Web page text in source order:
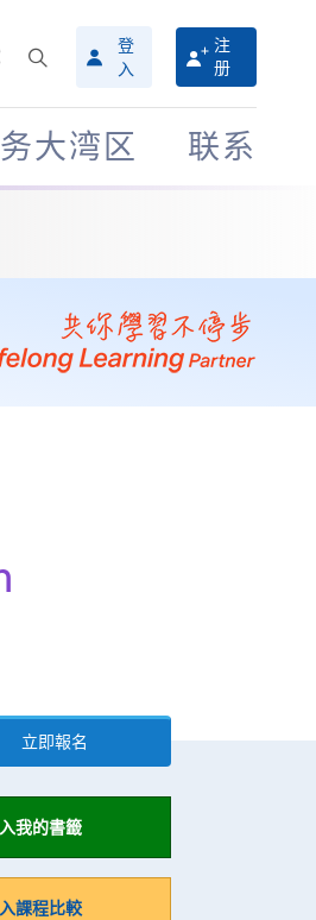
搜
寻
介
面
登
入
注
册
大湾区 联系
立即報名
我的書籤
課程比較